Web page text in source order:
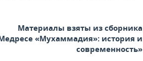
Материалы взяты из сборника
«Мухаммадия»: история и
современность»